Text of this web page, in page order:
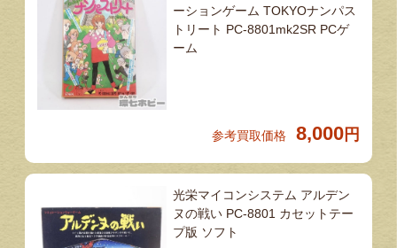
ーションゲーム TOKYOナンパス
トリート PC-8801mk2SR PCゲ
ーム
参考買取価格 8,000 円
光栄マイコンシステム アルデン
ヌの戦い PC-8801 カセットテー
プ版 ソフト